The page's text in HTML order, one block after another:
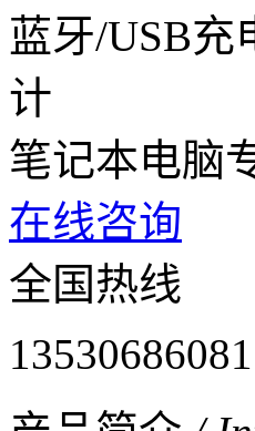
蓝牙/USB充
计
笔记本电脑
在线咨询
全国热线
13530686081